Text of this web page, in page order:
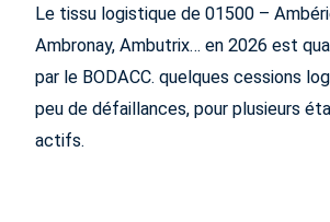
Le tissu logistique de 01500 –
Ambronay, Ambutrix… en 2026 est
par le BODACC. quelques cessions
peu de défaillances, pour plusieurs
actifs.